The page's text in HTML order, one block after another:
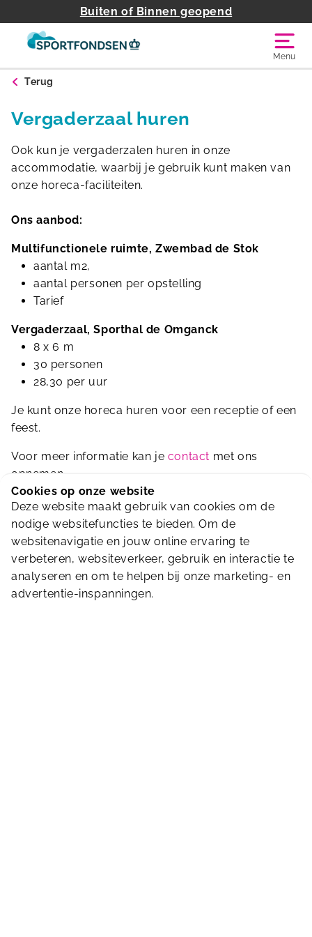
Buiten of Binnen geopend
Menu
Terug
Vergaderzaal huren
Ook kun je vergaderzalen huren in onze
accommodatie, waarbij je gebruik kunt maken van
onze horeca-faciliteiten.
Ons aanbod:
Multifunctionele ruimte, Zwembad de Stok
aantal m2,
aantal personen per opstelling
Tarief
Vergaderzaal, Sporthal de Omganck
8 x 6 m
30 personen
28,30 per uur
Je kunt onze horeca huren voor een receptie of een
feest.
Voor meer informatie kan je contact met ons
opnemen.
Cookies op onze website
Deze website maakt gebruik van cookies om de
nodige websitefuncties te bieden. Om de
websitenavigatie en jouw online ervaring te
verbeteren, websiteverkeer, gebruik en interactie te
analyseren en om te helpen bij onze marketing- en
advertentie-inspanningen.